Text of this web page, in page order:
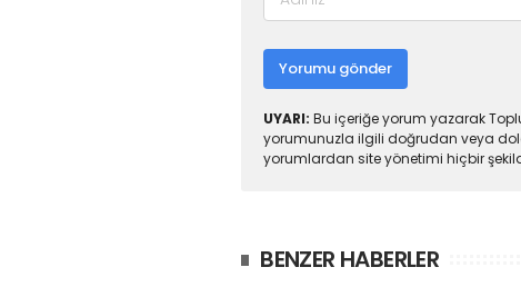
Yorumu gönder
UYARI: Bu içeriğe yorum yazarak
yorumunuzla ilgili doğrudan veya
yorumlardan site yönetimi hiçbir
BENZER HABERLER